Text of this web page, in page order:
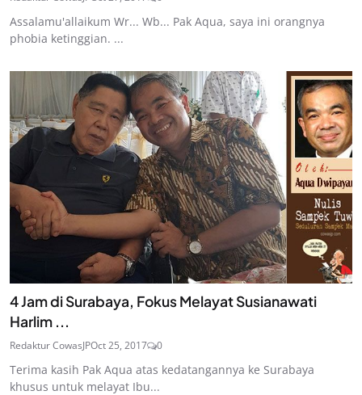
Assalamu'allaikum Wr... Wb... Pak Aqua, saya ini orangnya
phobia ketinggian. ...
4 Jam di Surabaya, Fokus Melayat Susianawati
Harlim ...
Redaktur CowasJPOct 25, 2017 0
Terima kasih Pak Aqua atas kedatangannya ke Surabaya
khusus untuk melayat Ibu...